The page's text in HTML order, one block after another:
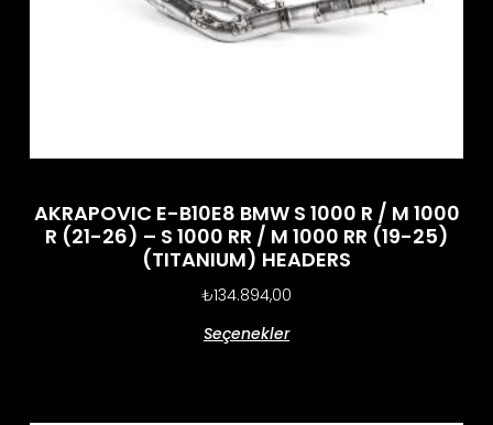
AKRAPOVIC E-B10E8 BMW S 1000 R / M 1000
R (21-26) – S 1000 RR / M 1000 RR (19-25)
(TITANIUM) HEADERS
₺134.894,00
Seçenekler